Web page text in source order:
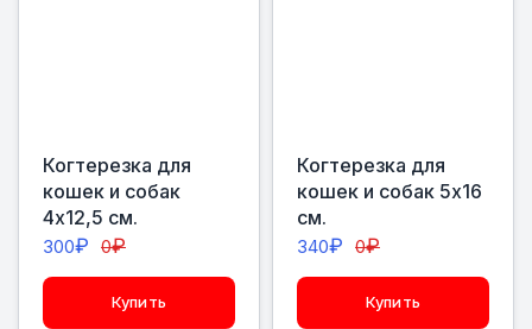
Когтерезка для
кошек и собак
4х12,5 см.
300₽ 0₽
Купить
Когтерезка для
кошек и собак 5х16
см.
340₽ 0₽
Купить